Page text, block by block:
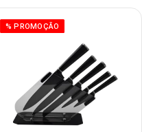
% PROMOÇÃO